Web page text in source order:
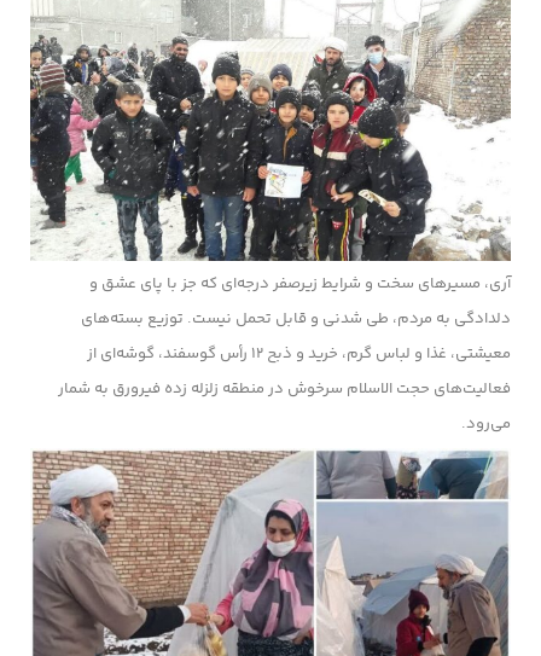
آری، مسیرهای سخت و شرایط زیرصفر درجه‌ای که جز با پای عشق و
دلدادگی به مردم، طی شدنی و قابل تحمل نیست. توزیع بسته‌های
معیشتی، غذا و لباس گرم، خرید و ذبح ۱۲ رأس گوسفند، گوشه‌ای از
فعالیت‌های حجت الاسلام سرخوش در منطقه زلزله زده فیرورق به شمار
می‌رود.